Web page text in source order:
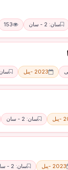
سان: 2 - سان 153
2023 -يىل سان: 2 -
سان: 2 - سان
2023 -يىل سان: 2 - سان